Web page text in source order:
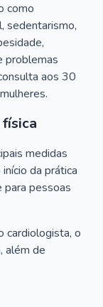
como
sedentarismo,
problemas
aos 30
medidas
da prática
para pessoas
cardiologista, o
além de